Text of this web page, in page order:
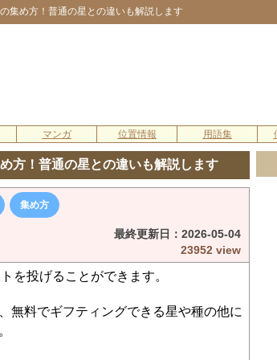
集め方！普通の星との違いも解説します
マンガ 位置情報 用語集
方！普通の星との違いも解説します
集め方
最終更新日： 2026-05-04
23952 view
を投げることができます。
無料でギフティングできる星や種の他に